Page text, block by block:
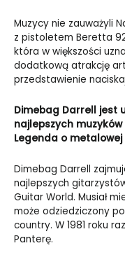
Muzycy nie zauważyli
z pistoletem Beretta
która w większości
dodatkową atrakcję
przedstawienie
Dimebag Darrell jest
najlepszych
Legenda o metalowej
Dimebag Darrell
najlepszych
Guitar World. Musiał
może odziedziczony
country. W 1981 roku
Panterę.